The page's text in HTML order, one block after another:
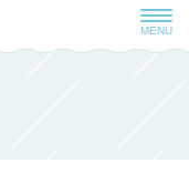
MENU